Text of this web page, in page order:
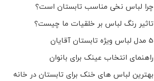
چرا لباس نخی مناسب تابستان است؟
تاثیر رنگ لباس بر خلقیات ما چیست؟
5 مدل لباس ویژه تابستان آقایان
راهنمای انتخاب عینک برای بانوان
بهترین لباس های خنک برای تابستان در خانه